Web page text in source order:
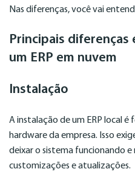
Nas diferenças, você vai
Principais diferenças
um ERP em nuvem
Instalação
A instalação de um ERP local
hardware da empresa. Isso
deixar o sistema funcionando e
customizações e atualizações.